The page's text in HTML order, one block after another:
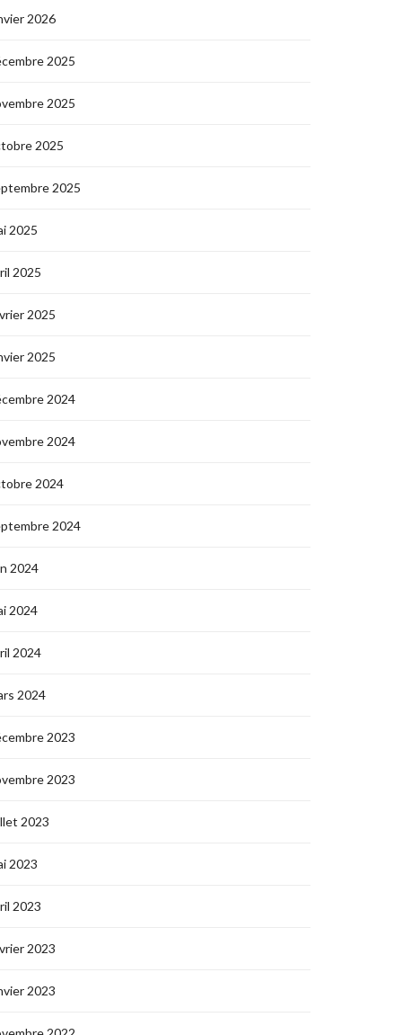
2026
2025
2025
2025
2025
2025
2025
2025
2025
2024
2024
2024
2024
2024
2024
2024
2024
2023
2023
2023
2023
2023
2023
2023